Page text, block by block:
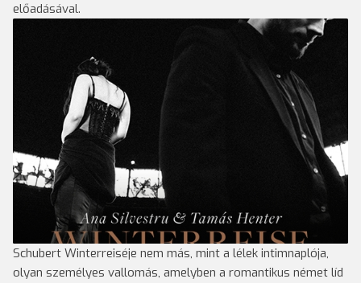
előadásával.
Schubert Winterreiséje nem más, mint a lélek intimnaplója,
olyan személyes vallomás, amelyben a romantikus német líd